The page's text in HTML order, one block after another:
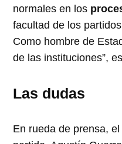
normales en los
facultad de los
Como hombre de
de las instituciones”,
Las dudas
En rueda de prensa,